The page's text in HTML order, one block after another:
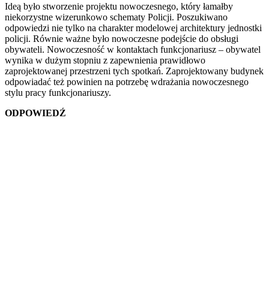
Ideą było stworzenie projektu nowoczesnego, który łamałby
niekorzystne wizerunkowo schematy Policji. Poszukiwano
odpowiedzi nie tylko na charakter modelowej architektury jednostki
policji. Równie ważne było nowoczesne podejście do obsługi
obywateli. Nowoczesność w kontaktach funkcjonariusz – obywatel
wynika w dużym stopniu z zapewnienia prawidłowo
zaprojektowanej przestrzeni tych spotkań. Zaprojektowany budynek
odpowiadać też powinien na potrzebę wdrażania nowoczesnego
stylu pracy funkcjonariuszy.
ODPOWIEDŹ